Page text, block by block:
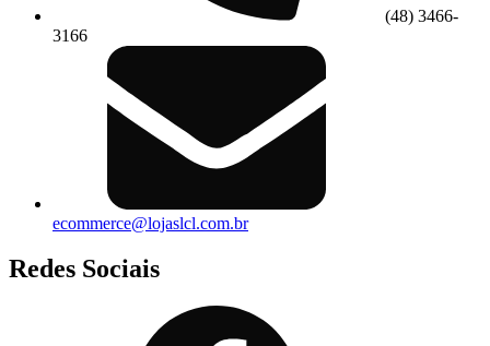
(48) 3466-
3166
ecommerce@lojaslcl.com.br
Redes Sociais